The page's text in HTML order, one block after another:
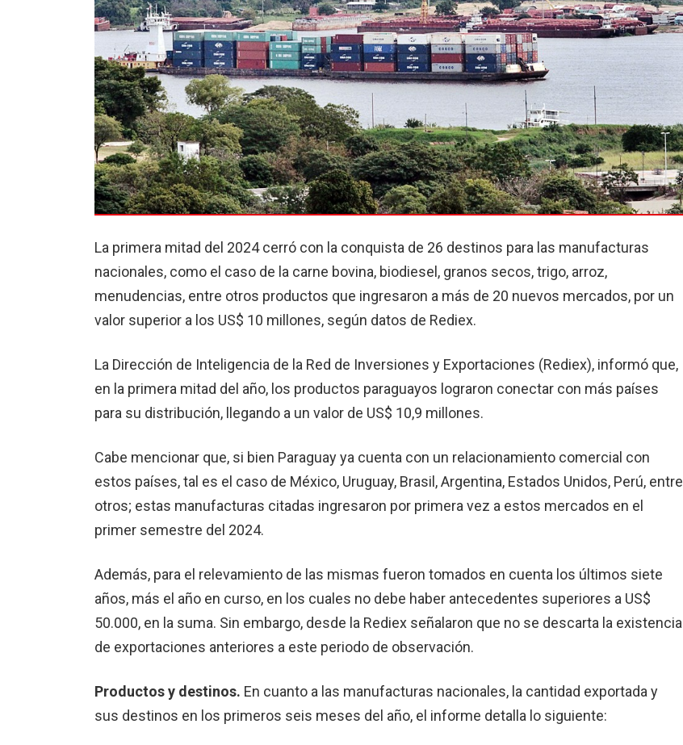
La primera mitad del 2024 cerró con la conquista de 26 destinos para las manufacturas
nacionales, como el caso de la carne bovina, biodiesel, granos secos, trigo, arroz,
menudencias, entre otros productos que ingresaron a más de 20 nuevos mercados, por un
valor superior a los US$ 10 millones, según datos de Rediex.
La Dirección de Inteligencia de la Red de Inversiones y Exportaciones (Rediex), informó que,
en la primera mitad del año, los productos paraguayos lograron conectar con más países
para su distribución, llegando a un valor de US$ 10,9 millones.
Cabe mencionar que, si bien Paraguay ya cuenta con un relacionamiento comercial con
estos países, tal es el caso de México, Uruguay, Brasil, Argentina, Estados Unidos, Perú, entre
otros; estas manufacturas citadas ingresaron por primera vez a estos mercados en el
primer semestre del 2024.
Además, para el relevamiento de las mismas fueron tomados en cuenta los últimos siete
años, más el año en curso, en los cuales no debe haber antecedentes superiores a US$
50.000, en la suma. Sin embargo, desde la Rediex señalaron que no se descarta la existencia
de exportaciones anteriores a este periodo de observación.
Productos y destinos. En cuanto a las manufacturas nacionales, la cantidad exportada y
sus destinos en los primeros seis meses del año, el informe detalla lo siguiente: